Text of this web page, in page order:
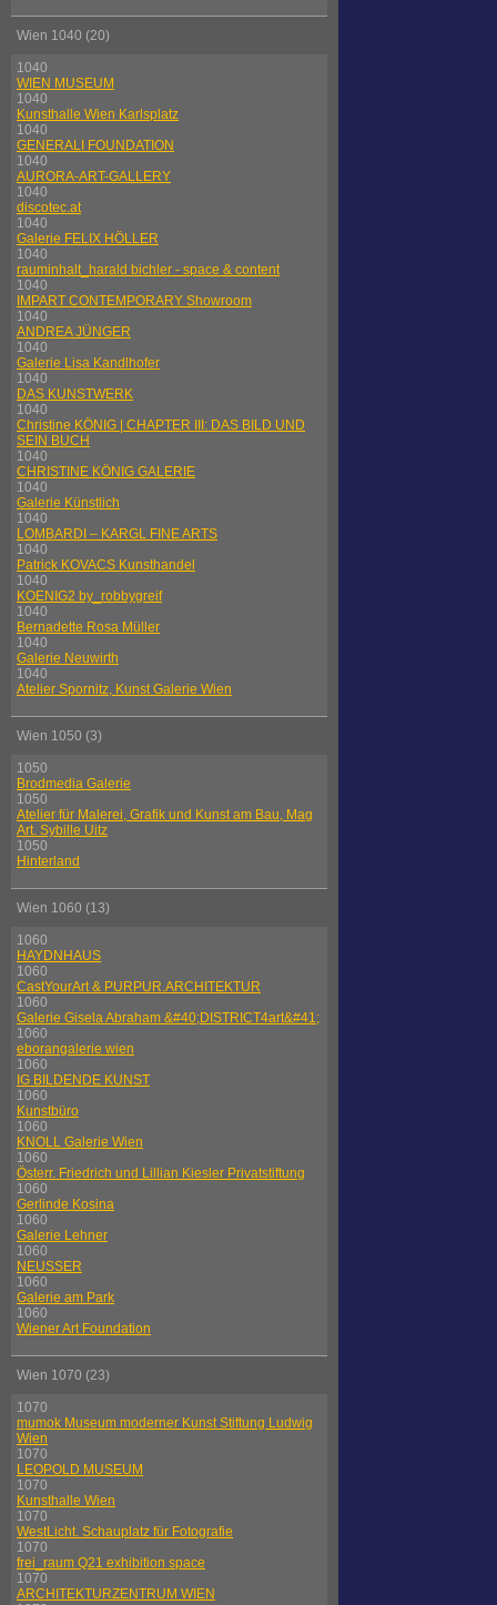
Wien 1040 (20)
1040
WIEN MUSEUM
1040
Kunsthalle Wien Karlsplatz
1040
GENERALI FOUNDATION
1040
AURORA-ART-GALLERY
1040
discotec.at
1040
Galerie FELIX HÖLLER
1040
rauminhalt_harald bichler - space & content
1040
IMPART CONTEMPORARY Showroom
1040
ANDREA JÜNGER
1040
Galerie Lisa Kandlhofer
1040
DAS KUNSTWERK
1040
Christine KÖNIG | CHAPTER III: DAS BILD UND
SEIN BUCH
1040
CHRISTINE KÖNIG GALERIE
1040
Galerie Künstlich
1040
LOMBARDI – KARGL FINE ARTS
1040
Patrick KOVACS Kunsthandel
1040
KOENIG2 by_robbygreif
1040
Bernadette Rosa Müller
1040
Galerie Neuwirth
1040
Atelier Spornitz, Kunst Galerie Wien
Wien 1050 (3)
1050
Brodmedia Galerie
1050
Atelier für Malerei, Grafik und Kunst am Bau, Mag
Art. Sybille Uitz
1050
Hinterland
Wien 1060 (13)
1060
HAYDNHAUS
1060
CastYourArt & PURPUR.ARCHITEKTUR
1060
Galerie Gisela Abraham &#40;DISTRICT4art&#41;
1060
eborangalerie wien
1060
IG BILDENDE KUNST
1060
Kunstbüro
1060
KNOLL Galerie Wien
1060
Österr. Friedrich und Lillian Kiesler Privatstiftung
1060
Gerlinde Kosina
1060
Galerie Lehner
1060
NEUSSER
1060
Galerie am Park
1060
Wiener Art Foundation
Wien 1070 (23)
1070
mumok Museum moderner Kunst Stiftung Ludwig
Wien
1070
LEOPOLD MUSEUM
1070
Kunsthalle Wien
1070
WestLicht. Schauplatz für Fotografie
1070
frei_raum Q21 exhibition space
1070
ARCHITEKTURZENTRUM WIEN